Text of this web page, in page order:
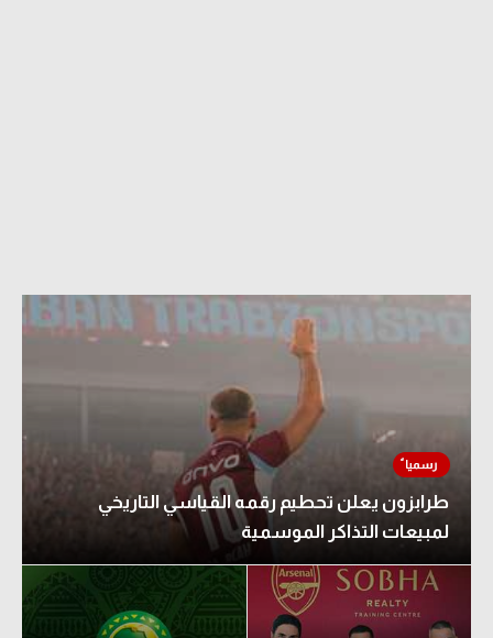
طرابزون يعلن تحطيم رقمه القياسي التاريخي
لمبيعات التذاكر الموسمية